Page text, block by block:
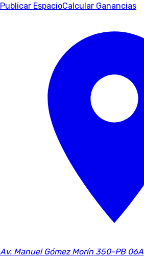
Publicar EspacioCalcular Ganancias
Av. Manuel Gómez Morín 350-PB 06A